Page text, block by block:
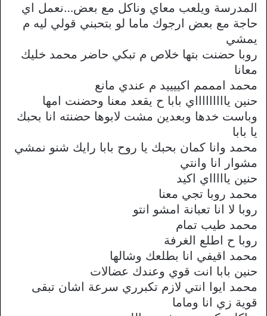
المدرسة ويلعب معاي وناكل مع بعض…نعمل اي
حاجة مع بعض ارجوك ماما لو بتحبني قولي ليه م
يمشي
روبا حضنت بتها خلاص م تبكي حاضر محمد خليك
معانا
محمد امممم اكييييد م عندي مانع
حنين ياااااااااي بابا ح يقعد معنا وحضنت امها
وباست خدها وبعدين مشت لابوها حضنته انا بحبك
يا بابا
محمد وانا كمان بحبك يا روح بابا رايك شنو نمشي
مشوار انا وانتي
حنين ياااااي اكيد
محمد روبا تجي معنا
روبا لا انا تعبانة امشو انتو
محمد طيب تمام
روبا ح اطلع الغرفة
محمد اقيفي انا بطلعك وشالها
حنين بابا انت قوي وعندك عضالات
محمد ايوا انتي لازم تكبرري سرعة اشان تبقى
قوية زي انا وماما